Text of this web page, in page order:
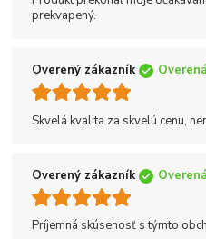
prekvapený.
Overený zákazník
Skvelá kvalita za skvelú cenu,
Overený zákazník
Príjemná skúsenosť s týmto